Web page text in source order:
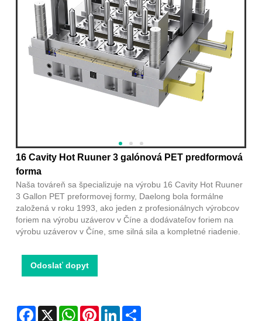
16 Cavity Hot Ruuner 3 galónová PET predformová
forma
Naša továreň sa špecializuje na výrobu 16 Cavity Hot Ruuner
3 Gallon PET preformovej formy, Daelong bola formálne
založená v roku 1993, ako jeden z profesionálnych výrobcov
foriem na výrobu uzáverov v Číne a dodávateľov foriem na
výrobu uzáverov v Číne, sme silná sila a kompletné riadenie.
Odoslať dopyt
Facebook
X WhatsAppPinterestLinkedIn